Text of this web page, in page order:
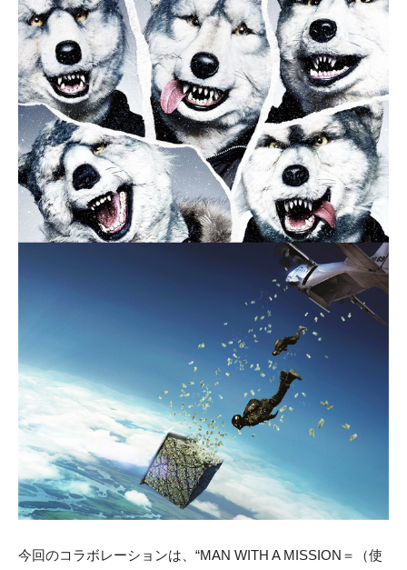
今回のコラボレーションは、“MAN WITH A MISSION＝（使